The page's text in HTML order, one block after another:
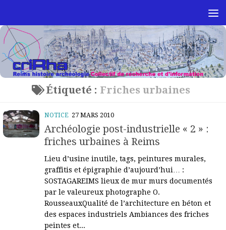
Étiqueté : Friches urbaines
NOTICE 27 MARS 2010
Archéologie post-industrielle « 2 » :
friches urbaines à Reims
Lieu d’usine inutile, tags, peintures murales,
graffitis et épigraphie d’aujourd’hui… :
SOSTAGAREIMS lieux de mur murs documentés
par le valeureux photographe O.
RousseauxQualité de l’architecture en béton et
des espaces industriels Ambiances des friches
peintes et...